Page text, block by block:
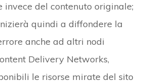
invece del contenuto originale;
quindi a diffondere la
anche ad altri nodi
Delivery Networks,
le risorse mirate del sito